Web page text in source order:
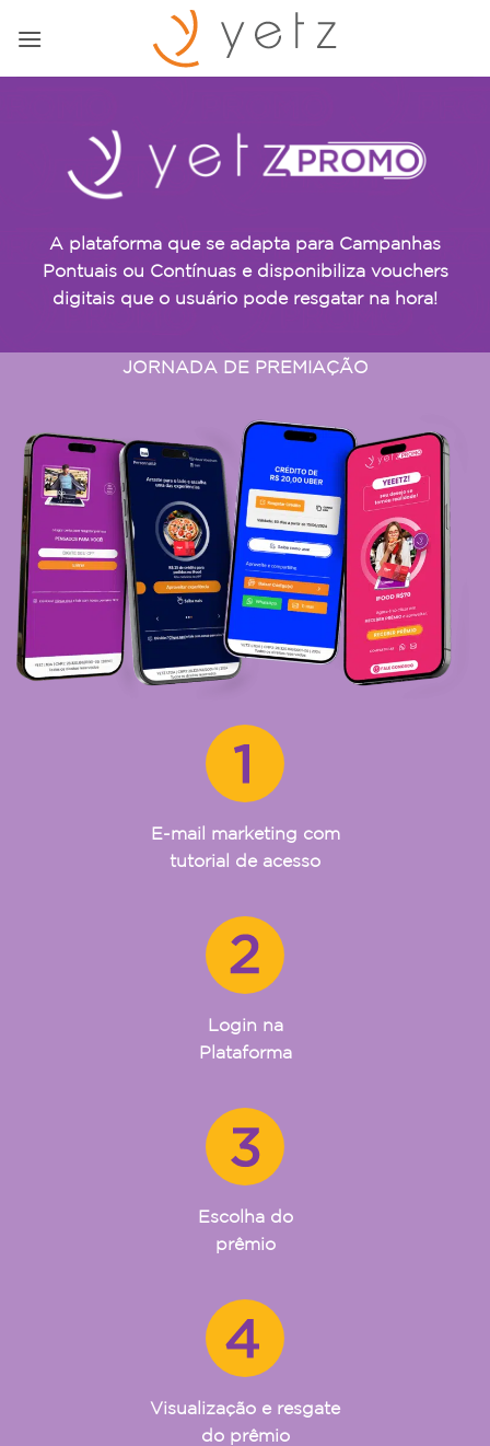
A plataforma que se adapta para Campanhas
Pontuais ou Contínuas e disponibiliza vouchers
digitais que o usuário pode resgatar na hora!
JORNADA DE PREMIAÇÃO
E-mail marketing com
tutorial de acesso
Login na
Plataforma
Escolha do
prêmio
Visualização e resgate
do prêmio